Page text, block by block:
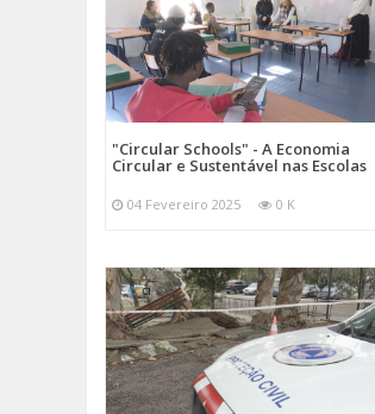
"Circular Schools" - A Economia
Circular e Sustentável nas Escolas
04 Fevereiro 2025 0 K